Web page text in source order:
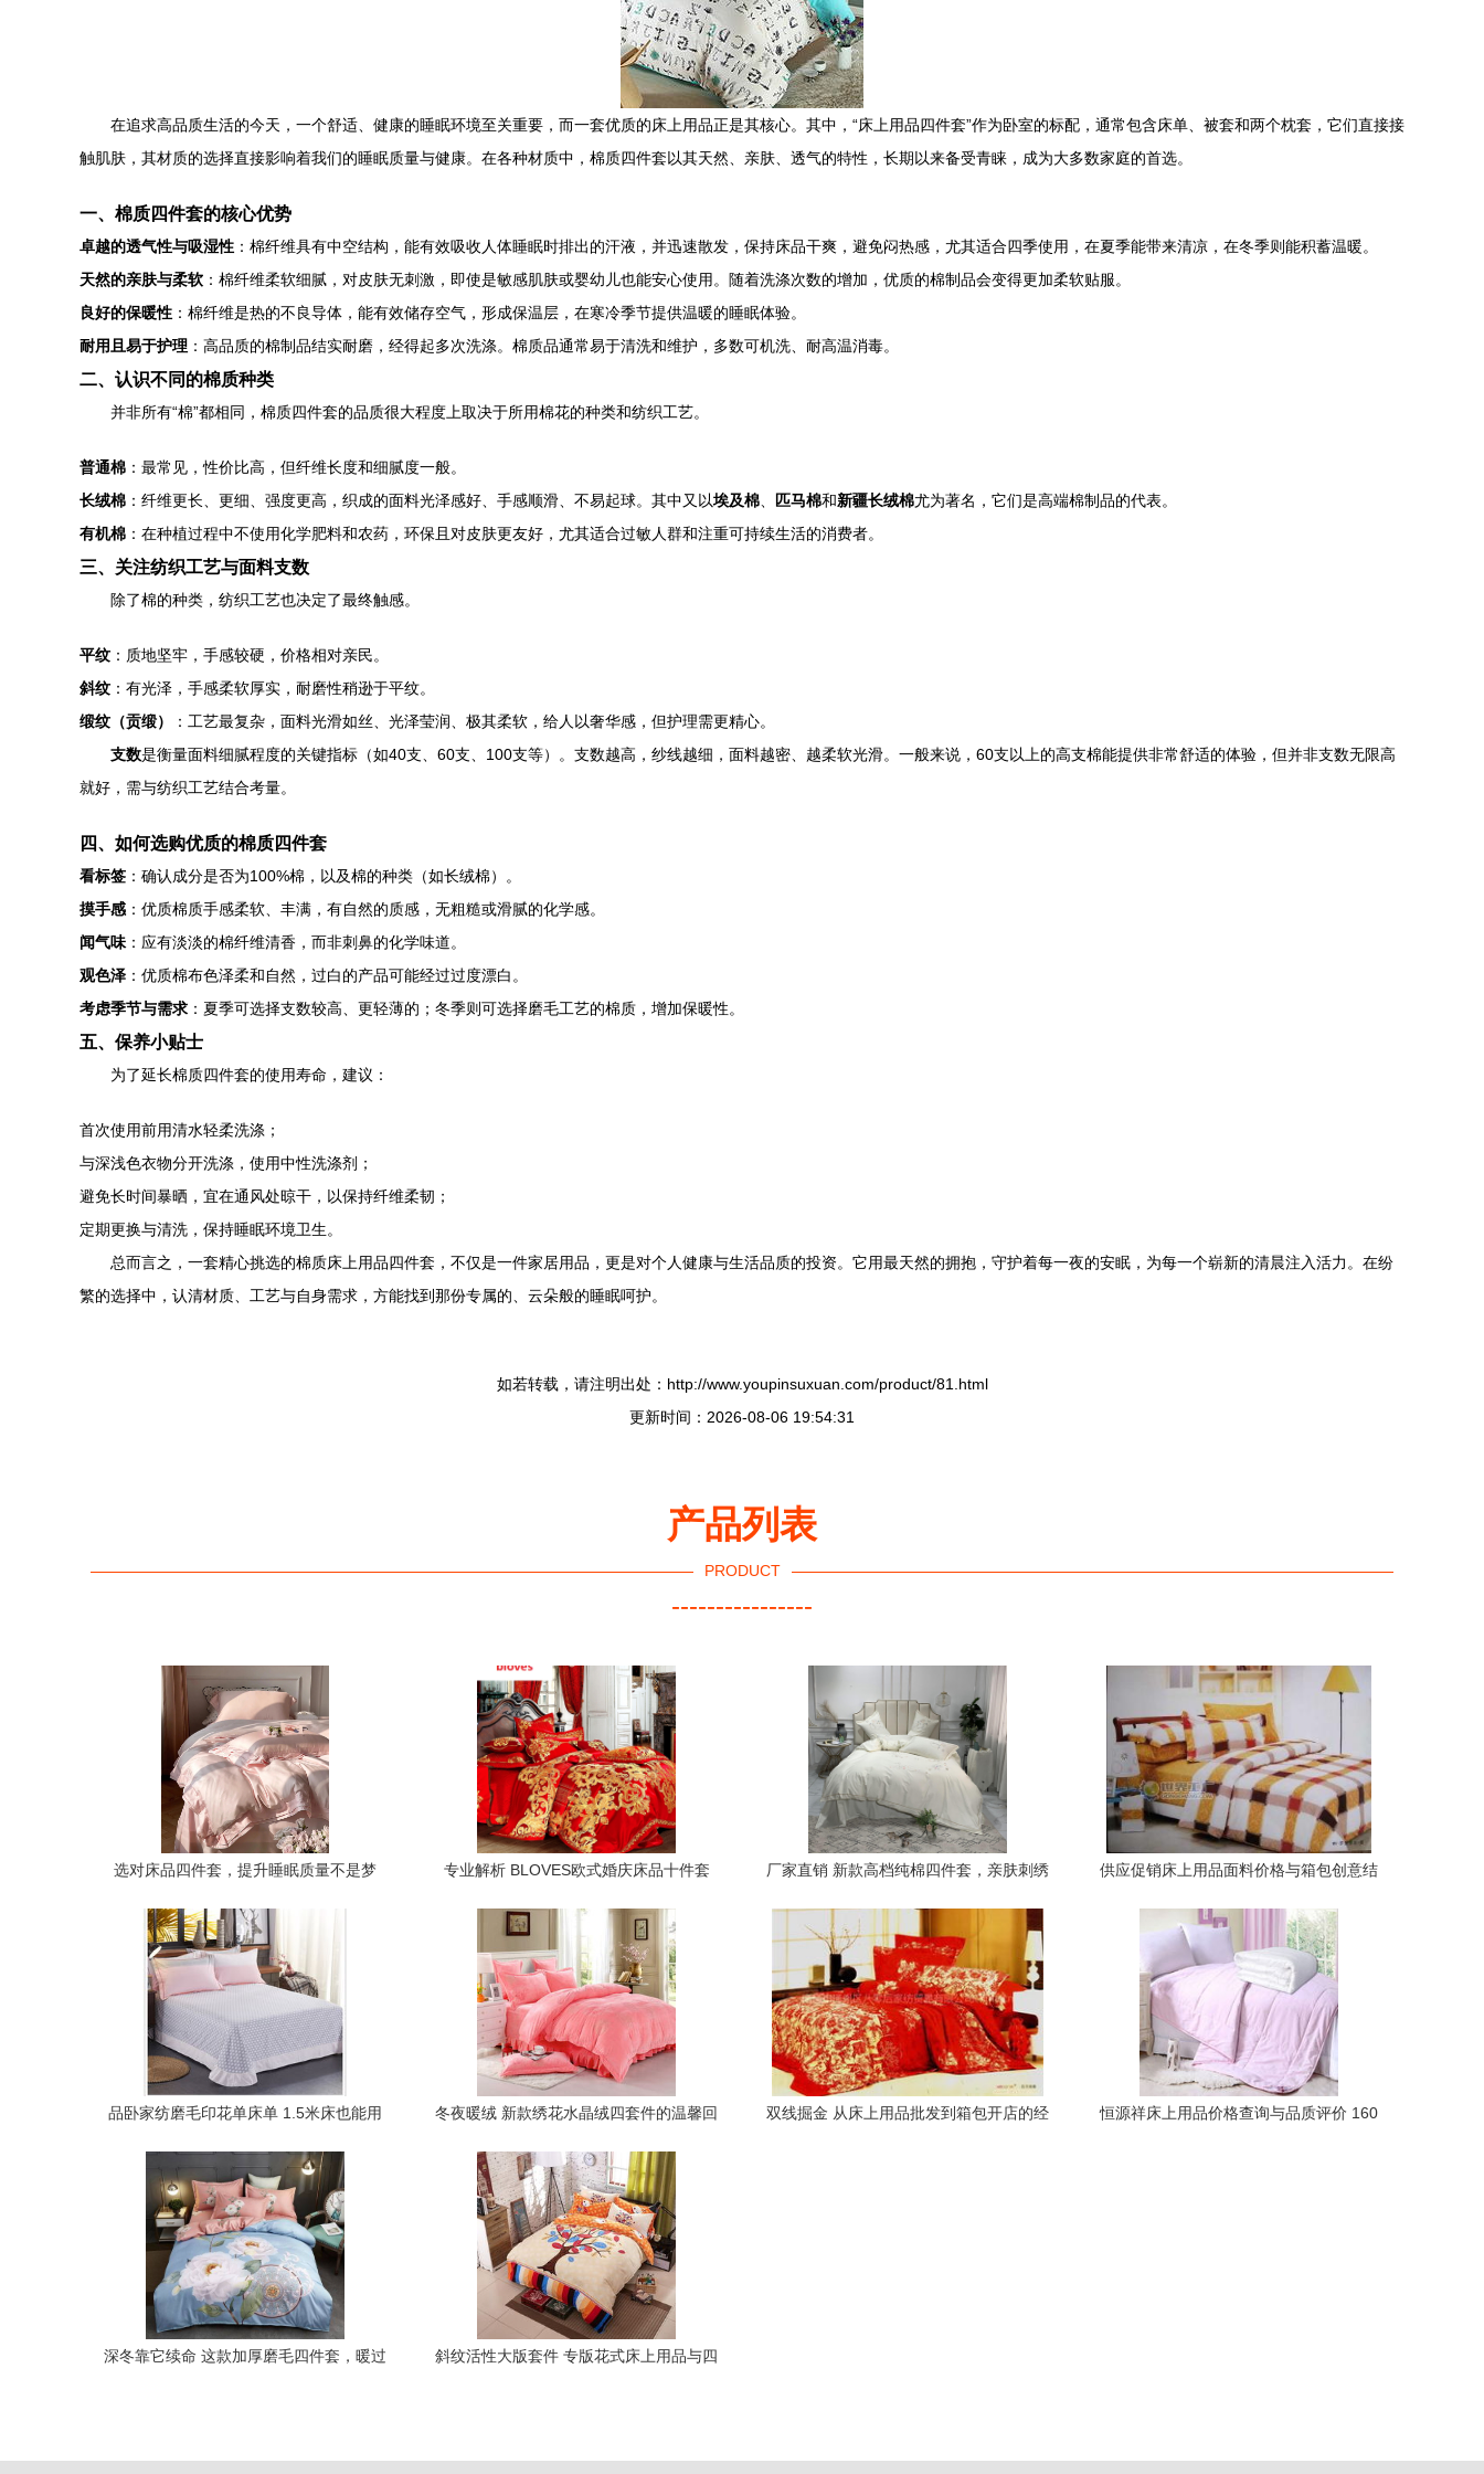
在追求高品质生活的今天，一个舒适、健康的睡眠环境至关重要，而一套优质的床上用品正是其核心。其中，“床上用品四件套”作为卧室的标配，通常包含床单、被套和两个枕套，它们直接接
触肌肤，其材质的选择直接影响着我们的睡眠质量与健康。在各种材质中，棉质四件套以其天然、亲肤、透气的特性，长期以来备受青睐，成为大多数家庭的首选。
一、棉质四件套的核心优势
卓越的透气性与吸湿性 ：棉纤维具有中空结构，能有效吸收人体睡眠时排出的汗液，并迅速散发，保持床品干爽，避免闷热感，尤其适合四季使用，在夏季能带来清凉，在冬季则能积蓄温暖。
天然的亲肤与柔软 ：棉纤维柔软细腻，对皮肤无刺激，即使是敏感肌肤或婴幼儿也能安心使用。随着洗涤次数的增加，优质的棉制品会变得更加柔软贴服。
良好的保暖性 ：棉纤维是热的不良导体，能有效储存空气，形成保温层，在寒冷季节提供温暖的睡眠体验。
耐用且易于护理 ：高品质的棉制品结实耐磨，经得起多次洗涤。棉质品通常易于清洗和维护，多数可机洗、耐高温消毒。
二、认识不同的棉质种类
并非所有“棉”都相同，棉质四件套的品质很大程度上取决于所用棉花的种类和纺织工艺。
普通棉 ：最常见，性价比高，但纤维长度和细腻度一般。
长绒棉 ：纤维更长、更细、强度更高，织成的面料光泽感好、手感顺滑、不易起球。其中又以埃及棉 匹马棉和新疆长绒棉尤为著名，它们是高端棉制品的代表。
有机棉 ：在种植过程中不使用化学肥料和农药，环保且对皮肤更友好，尤其适合过敏人群和注重可持续生活的消费者。
三、关注纺织工艺与面料支数
除了棉的种类，纺织工艺也决定了最终触感。
平纹 ：质地坚牢，手感较硬，价格相对亲民。
斜纹 ：有光泽，手感柔软厚实，耐磨性稍逊于平纹。
缎纹（贡缎）
：工艺最复杂，面料光滑如丝、光泽莹润、极其柔软，给人以奢华感，但护理需更精心。
支数是衡量面料细腻程度的关键指标（如40支、60支、100支等）。支数越高，纱线越细，面料越密、越柔软光滑。一般来说，60支以上的高支棉能提供非常舒适的体验，但并非支数无限高
就好，需与纺织工艺结合考量。
四、如何选购优质的棉质四件套
看标签 ：确认成分是否为100%棉，以及棉的种类（如长绒棉）。
摸手感 ：优质棉质手感柔软、丰满，有自然的质感，无粗糙或滑腻的化学感。
闻气味 ：应有淡淡的棉纤维清香，而非刺鼻的化学味道。
观色泽 ：优质棉布色泽柔和自然，过白的产品可能经过过度漂白。
考虑季节与需求 ：夏季可选择支数较高、更轻薄的；冬季则可选择磨毛工艺的棉质，增加保暖性。
五、保养小贴士
为了延长棉质四件套的使用寿命，建议：
首次使用前用清水轻柔洗涤；
与深浅色衣物分开洗涤，使用中性洗涤剂；
避免长时间暴晒，宜在通风处晾干，以保持纤维柔韧；
定期更换与清洗，保持睡眠环境卫生。
总而言之，一套精心挑选的棉质床上用品四件套，不仅是一件家居用品，更是对个人健康与生活品质的投资。它用最天然的拥抱，守护着每一夜的安眠，为每一个崭新的清晨注入活力。在纷
繁的选择中，认清材质、工艺与自身需求，方能找到那份专属的、云朵般的睡眠呵护。
如若转载，请注明出处：http://www.youpinsuxuan.com/product/81.html
更新时间：2026-08-06 19:54:31
产品列表
PRODUCT
----------------
选对床品四件套，提升睡眠质量不是梦
专业解析 BLOVES欧式婚庆床品十件套
厂家直销 新款高档纯棉四件套，亲肤刺绣
供应促销床上用品面料价格与箱包创意结
品卧家纺磨毛印花单床单 1.5米床也能用
冬夜暖绒 新款绣花水晶绒四套件的温馨回
双线掘金 从床上用品批发到箱包开店的经
恒源祥床上用品价格查询与品质评价 160
深冬靠它续命 这款加厚磨毛四件套，暖过
斜纹活性大版套件 专版花式床上用品与四